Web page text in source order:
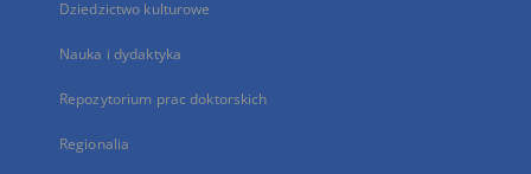
Dziedzictwo kulturowe
Nauka i dydaktyka
Repozytorium prac doktorskich
Regionalia